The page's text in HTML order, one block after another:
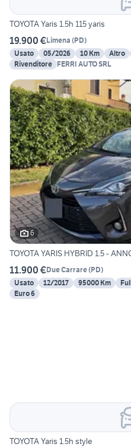
TOYOTA Yaris 1.5h 115 yaris
19.900 €Limena (PD)
Usato
05/2026 10 Km Altro
Rivenditore FERRI AUTO SRL
6
TOYOTA YARIS HYBRID 1.5 -
11.900 €Due Carrare(PD)
Usato
12/2017 95000 Km
Euro 6
TOYOTA Yaris 1.5h style